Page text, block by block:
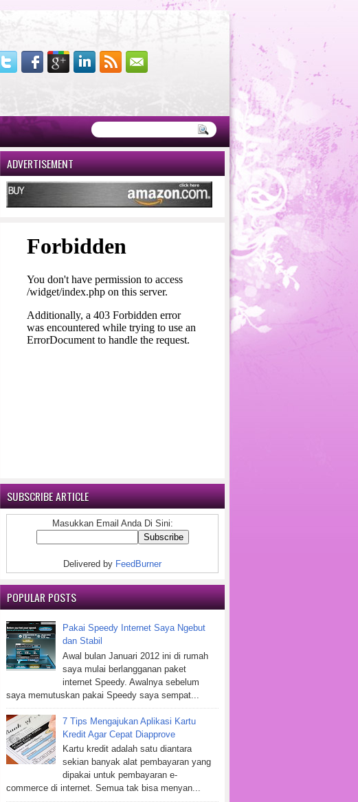
ADVERTISEMENT
SUBSCRIBE ARTICLE
Masukkan Email Anda Di Sini:
Delivered by FeedBurner
POPULAR POSTS
Pakai Speedy Internet Saya Ngebut
dan Stabil
Awal bulan Januari 2012 ini di rumah
saya mulai berlangganan paket
internet Speedy. Awalnya sebelum
saya memutuskan pakai Speedy saya sempat...
7 Tips Mengajukan Aplikasi Kartu
Kredit Agar Cepat Diapprove
Kartu kredit adalah satu diantara
sekian banyak alat pembayaran yang
dipakai untuk pembayaran e-
commerce di internet. Semua tak bisa menyan...